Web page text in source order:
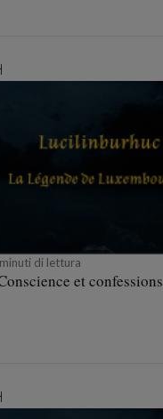
di lettura
et confessions